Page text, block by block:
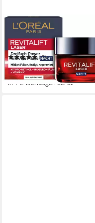
L'ORÉAL PARIS
Nachtcreme REVITALIFT
LASER DREIFACH-POWER
ANTI-AGE NACHTPFLEGE
(5)
ab 18,99 €
(379,80 €/ 1 l)
in 1-2 Werktagen bei dir